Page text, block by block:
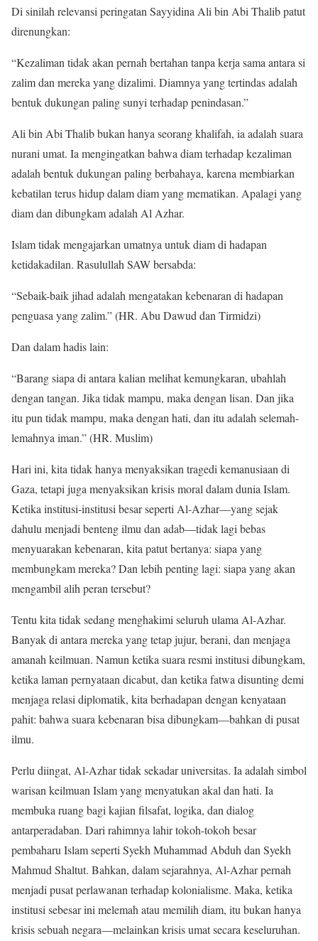
Di sinilah relevansi peringatan Sayyidina Ali bin Abi Thalib patut
direnungkan:
“Kezaliman tidak akan pernah bertahan tanpa kerja sama antara si
zalim dan mereka yang dizalimi. Diamnya yang tertindas adalah
bentuk dukungan paling sunyi terhadap penindasan.”
Ali bin Abi Thalib bukan hanya seorang khalifah, ia adalah suara
nurani umat. Ia mengingatkan bahwa diam terhadap kezaliman
adalah bentuk dukungan paling berbahaya, karena membiarkan
kebatilan terus hidup dalam diam yang mematikan. Apalagi yang
diam dan dibungkam adalah Al Azhar.
Islam tidak mengajarkan umatnya untuk diam di hadapan
ketidakadilan. Rasulullah SAW bersabda:
“Sebaik-baik jihad adalah mengatakan kebenaran di hadapan
penguasa yang zalim.” (HR. Abu Dawud dan Tirmidzi)
Dan dalam hadis lain:
“Barang siapa di antara kalian melihat kemungkaran, ubahlah
dengan tangan. Jika tidak mampu, maka dengan lisan. Dan jika
itu pun tidak mampu, maka dengan hati, dan itu adalah selemah-
lemahnya iman.” (HR. Muslim)
Hari ini, kita tidak hanya menyaksikan tragedi kemanusiaan di
Gaza, tetapi juga menyaksikan krisis moral dalam dunia Islam.
Ketika institusi-institusi besar seperti Al-Azhar—yang sejak
dahulu menjadi benteng ilmu dan adab—tidak lagi bebas
menyuarakan kebenaran, kita patut bertanya: siapa yang
membungkam mereka? Dan lebih penting lagi: siapa yang akan
mengambil alih peran tersebut?
Tentu kita tidak sedang menghakimi seluruh ulama Al-Azhar.
Banyak di antara mereka yang tetap jujur, berani, dan menjaga
amanah keilmuan. Namun ketika suara resmi institusi dibungkam,
ketika laman pernyataan dicabut, dan ketika fatwa disunting demi
menjaga relasi diplomatik, kita berhadapan dengan kenyataan
pahit: bahwa suara kebenaran bisa dibungkam—bahkan di pusat
ilmu.
Perlu diingat, Al-Azhar tidak sekadar universitas. Ia adalah simbol
warisan keilmuan Islam yang menyatukan akal dan hati. Ia
membuka ruang bagi kajian filsafat, logika, dan dialog
antarperadaban. Dari rahimnya lahir tokoh-tokoh besar
pembaharu Islam seperti Syekh Muhammad Abduh dan Syekh
Mahmud Shaltut. Bahkan, dalam sejarahnya, Al-Azhar pernah
menjadi pusat perlawanan terhadap kolonialisme. Maka, ketika
institusi sebesar ini melemah atau memilih diam, itu bukan hanya
krisis sebuah negara—melainkan krisis umat secara keseluruhan.